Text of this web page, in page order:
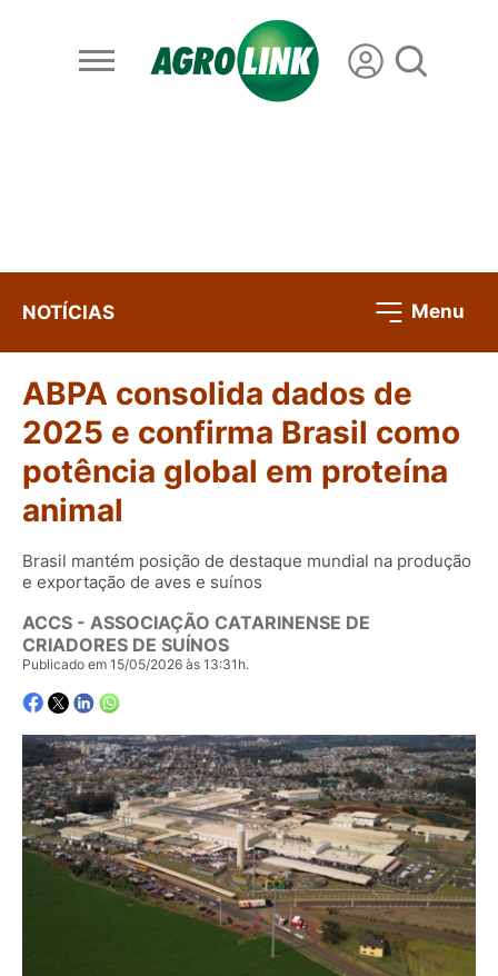
NOTÍCIAS Menu
ABPA consolida dados de
2025 e confirma Brasil como
potência global em proteína
animal
Brasil mantém posição de destaque mundial na produção
e exportação de aves e suínos
ACCS - ASSOCIAÇÃO CATARINENSE DE
CRIADORES DE SUÍNOS
Publicado em 15/05/2026 às 13:31h.